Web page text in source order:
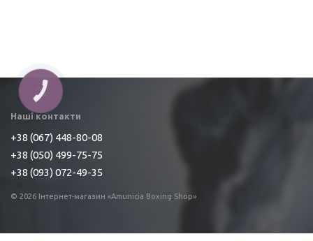
Наші контакти
+38 (067) 448-80-08
+38 (050) 499-75-75
+38 (093) 072-49-35
© 2026 Інтернет-магазин «Amunicia Boxing Shop»
КНОПКА
ЗВ'ЯЗКУ